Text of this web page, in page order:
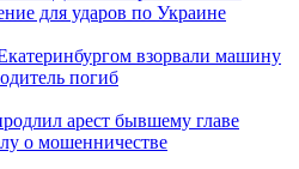
для ударов по Украине
взорвали машину
погиб
арест бывшему главе
о мошенничестве